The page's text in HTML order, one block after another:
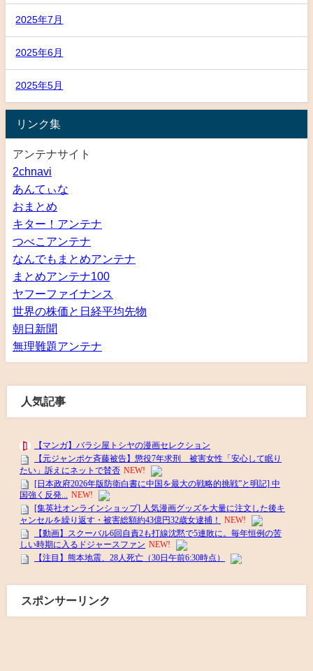
2025年7月
2025年6月
2025年5月
リンク集
アンテナサイト
2chnavi
あんてぃな
おまとめ
キター！アンテナ
つべこアンテナ
なんでもまとめアンテナ
まとめアンテナ100
ヤフーファイナンス
世界の株価と日経平均先物
朝日新聞
無理難題アンテナ
人気記事
スポンサーリンク